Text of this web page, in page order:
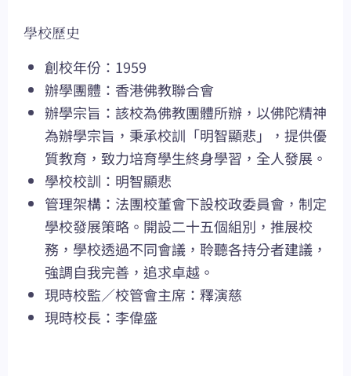
學校歷史
創校年份：1959
辦學團體：香港佛教聯合會
辦學宗旨：該校為佛教團體所辦，以佛陀精神
為辦學宗旨，秉承校訓「明智顯悲」，提供優
質教育，致力培育學生終身學習，全人發展。
學校校訓：明智顯悲
管理架構：法團校董會下設校政委員會，制定
學校發展策略。開設二十五個組別，推展校
務，學校透過不同會議，聆聽各持分者建議，
強調自我完善，追求卓越。
現時校監／校管會主席：釋演慈
現時校長：李偉盛